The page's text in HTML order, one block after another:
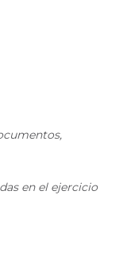
en el ejercicio